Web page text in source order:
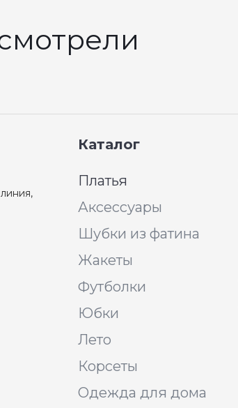
Каталог
Платья
Аксессуары
Шубки из фатина
Жакеты
Футболки
Юбки
Лето
Корсеты
Одежда для дома